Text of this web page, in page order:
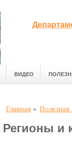
ВИДЕО
Главная »
Регионы и